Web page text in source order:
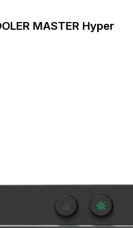
MASTER Hyper